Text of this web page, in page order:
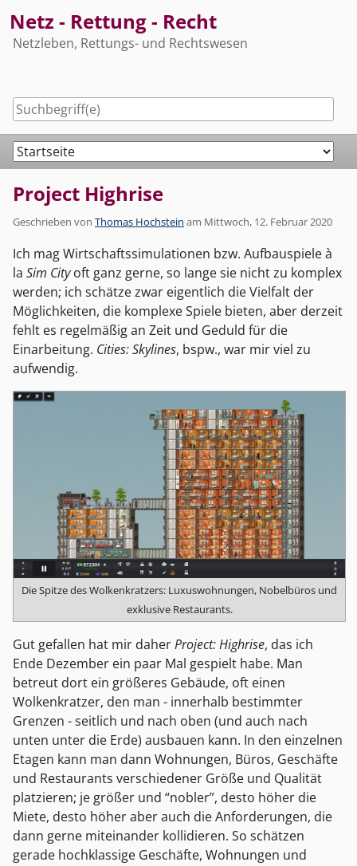
to
content
Netz - Rettung - Recht
Netzleben, Rettungs- und Rechtswesen
Navigation
Project Highrise
Geschrieben von Thomas Hochstein am Mittwoch, 12. Februar 2020
Ich mag Wirtschaftssimulationen bzw. Aufbauspiele à
la Sim Cityoft ganz gerne, so lange sie nicht zu komplex
werden; ich schätze zwar eigentlich die Vielfalt der
Möglichkeiten, die komplexe Spiele bieten, aber derzeit
fehlt es regelmäßig an Zeit und Geduld für die
Einarbeitung. Cities: Skylines, bspw., war mir viel zu
aufwendig.
Die Spitze des Wolkenkratzers: Luxuswohnungen, Nobelbüros und
exklusive Restaurants.
Gut gefallen hat mir daherProject: Highrise, das ich
Ende Dezember ein paar Mal gespielt habe. Man
betreut dort ein größeres Gebäude, oft einen
Wolkenkratzer, den man - innerhalb bestimmter
Grenzen - seitlich und nach oben (und auch nach
unten unter die Erde) ausbauen kann. In den einzelnen
Etagen kann man dann Wohnungen, Büros, Geschäfte
und Restaurants verschiedener Größe und Qualität
platzieren; je größer und “nobler”, desto höher die
Miete, desto höher aber auch die Anforderungen, die
dann gerne miteinander kollidieren. So schätzen
gerade hochklassige Geschäfte, Wohnungen und